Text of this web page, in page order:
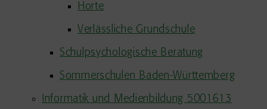
Horte
Verlässliche Grundschule
Schulpsychologische Beratung
Sommerschulen Baden-Württemberg
Informatik und Medienbildung 5001613